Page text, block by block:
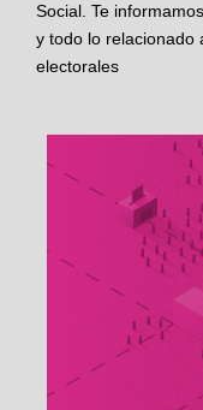
Social. Te
y todo lo relacionado
electorales